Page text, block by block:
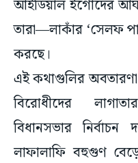
করছে।
এই কথাগুলির অবতারণা
বিরোধীদের
বিধানসভার
লাফালাফি বহুগুণ
তারা খেয়াল রাখছে